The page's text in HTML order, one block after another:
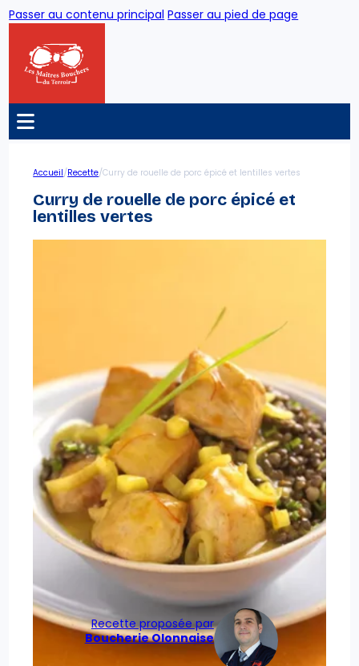
Passer au contenu principal Passer au pied de page
Accueil/Recette/Curry de rouelle de porc épicé et lentilles vertes
Curry de rouelle de porc épicé et
lentilles vertes
Recette proposée par
Boucherie Olonnaise